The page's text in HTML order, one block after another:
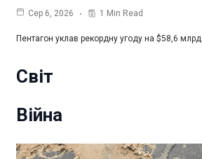
Сер 6, 2026 1 Min Read
Пентагон уклав рекордну угоду на $58,6 млрд
Світ
Війна